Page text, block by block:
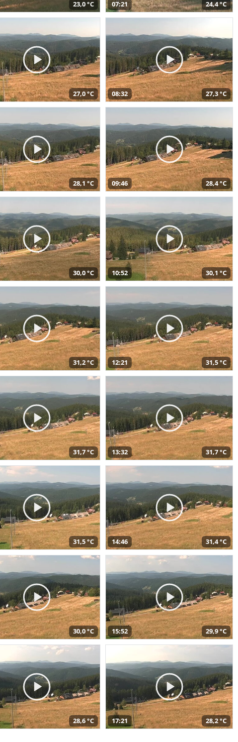
23,0 °C 07:21 24,4 °C
27,0 °C 08:32 27,3 °C
28,1 °C 09:46 28,4 °C
30,0 °C 10:52 30,1 °C
31,2 °C 12:21 31,5 °C
31,7 °C 13:32 31,7 °C
31,5 °C 14:46 31,4 °C
30,0 °C 15:52 29,9 °C
28,6 °C 17:21 28,2 °C